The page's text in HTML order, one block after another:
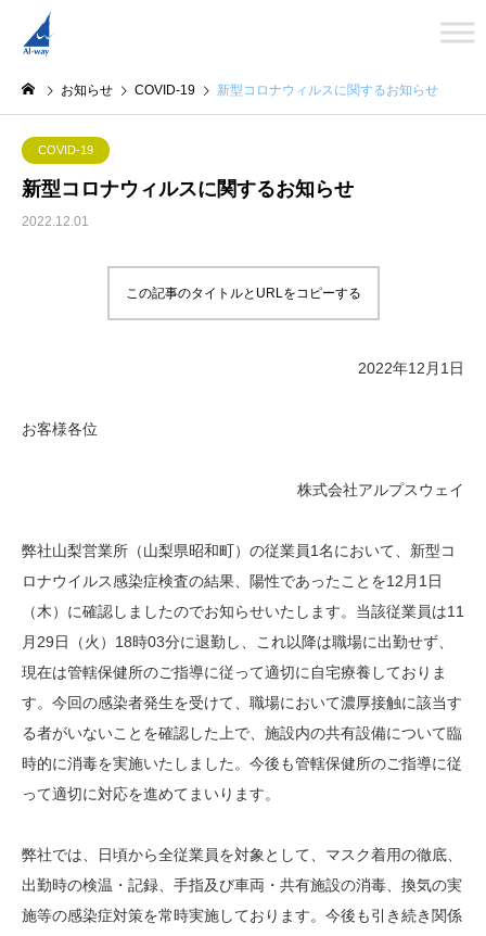
お知らせ COVID-19 新型コロナウィルスに関するお知らせ
COVID-19
新型コロナウィルスに関するお知らせ
2022.12.01
この記事のタイトルとURLをコピーする
2022年12月1日
お客様各位
株式会社アルプスウェイ
弊社山梨営業所（山梨県昭和町）の従業員1名において、新型コ
ロナウイルス感染症検査の結果、陽性であったことを12月1日
（木）に確認しましたのでお知らせいたします。当該従業員は11
月29日（火）18時03分に退勤し、これ以降は職場に出勤せず、
現在は管轄保健所のご指導に従って適切に自宅療養しておりま
す。今回の感染者発生を受けて、職場において濃厚接触に該当す
る者がいないことを確認した上で、施設内の共有設備について臨
時的に消毒を実施いたしました。今後も管轄保健所のご指導に従
って適切に対応を進めてまいります。
弊社では、日頃から全従業員を対象として、マスク着用の徹底、
出勤時の検温・記録、手指及び車両・共有施設の消毒、換気の実
施等の感染症対策を常時実施しております。今後も引き続き関係